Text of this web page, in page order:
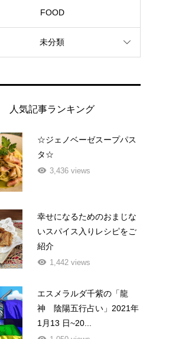
FOOD
未分類
人気記事ランキング
☆ジェノベーゼスープパス
タ☆
3,436 views
幸せになるためのおまじな
いスパイス入りレシピをご
紹介
1,442 views
エスメラルダ千紫の「龍
神 陰陽五行占い」2021年
1月13 日~20...